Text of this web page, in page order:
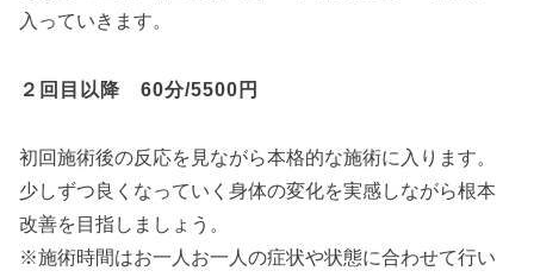
入っていきます。
２回目以降 60分/5500円
初回施術後の反応を見ながら本格的な施術に入ります。
少しずつ良くなっていく身体の変化を実感しながら根本
改善を目指しましょう。
※施術時間はお一人お一人の症状や状態に合わせて行い